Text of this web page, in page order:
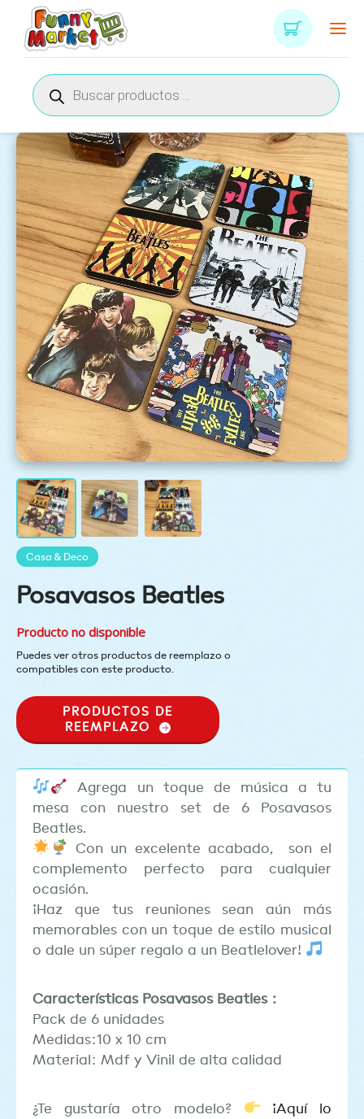
Búsqueda
de
productos
Casa & Deco
Posavasos Beatles
Producto no disponible
Puedes ver otros productos de reemplazo o
compatibles con este producto.
PRODUCTOS DE
REEMPLAZO
Agrega un toque de música a tu
mesa con nuestro set de 6 Posavasos
Beatles.
Con un excelente acabado, son el
complemento perfecto para cualquier
ocasión.
¡Haz que tus reuniones sean aún más
memorables con un toque de estilo musical
o dale un súper regalo a un Beatlelover!
Características Posavasos Beatles :
Pack de 6 unidades
Medidas:10 x 10 cm
Material: Mdf y Vinil de alta calidad
¿Te gustaría otro modelo?
¡Aquí lo